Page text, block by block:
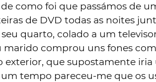
como foi que passámos de
de DVD todas as noites
quarto, colado a um
marido comprou uns fones com
que supostamente iria
tempo pareceu-me que os